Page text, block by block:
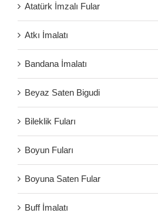
Atatürk İmzalı Fular
Atkı İmalatı
Bandana İmalatı
Beyaz Saten Bigudi
Bileklik Fuları
Boyun Fuları
Boyuna Saten Fular
Buff İmalatı